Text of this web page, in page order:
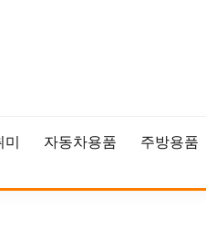
미 자동차용품 주방용품